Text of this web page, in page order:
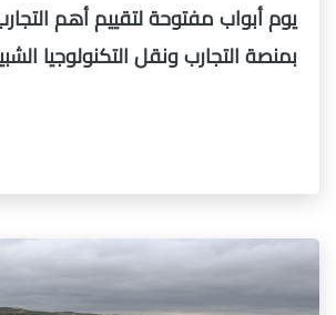
يوم أبواب مفتوحة لتقييم أهم
بمنصة التجارب ونقل التكنولوجيا